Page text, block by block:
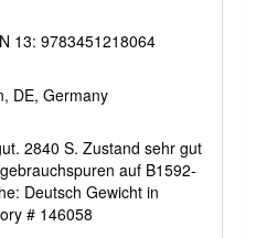
13: 9783451218064
DE, Germany
2840 S. Zustand sehr gut
auf B1592-
Deutsch Gewicht in
# 146058